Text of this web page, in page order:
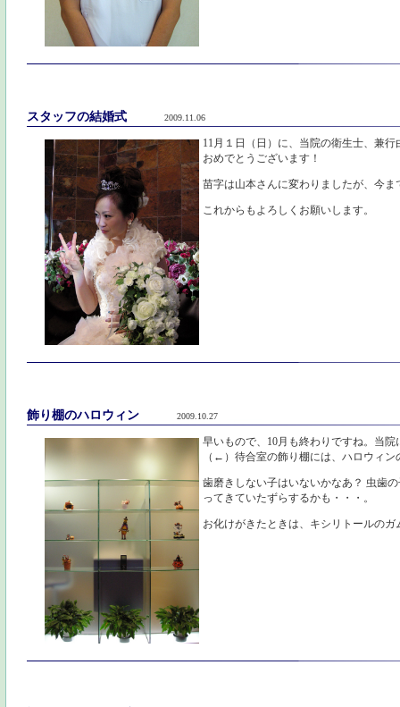
スタッフの結婚式 2009.11.06
11月１日（日）に、当院の衛生士、兼
おめでとうございます！
苗字は山本さんに変わりましたが、今
これからもよろしくお願いします。
飾り棚のハロウィン 2009.10.27
早いもので、10月も終わりですね。当
（←）待合室の飾り棚には、ハロウィ
歯磨きしない子はいないかなあ？ 虫歯
ってきていたずらするかも・・・。
お化けがきたときは、キシリトールの